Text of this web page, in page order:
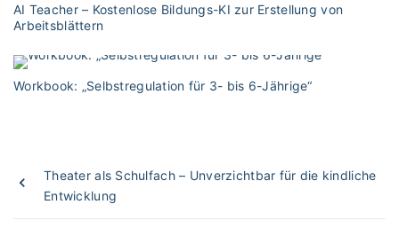
AI Teacher – Kostenlose Bildungs-KI zur Erstellung von
Arbeitsblättern
Workbook: „Selbstregulation für 3- bis 6-Jährige“
Theater als Schulfach – Unverzichtbar für die kindliche
Entwicklung